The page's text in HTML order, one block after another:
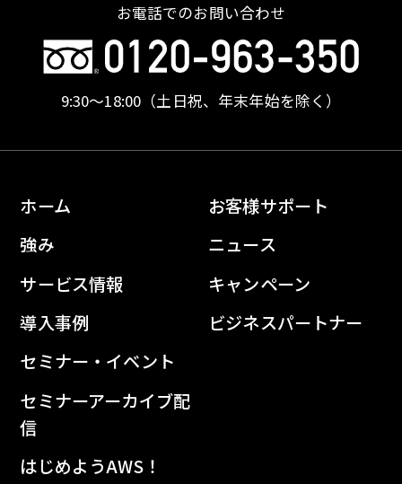
お電話でのお問い合わせ
9:30〜18:00 （土日祝、年末年始を除く）
ホーム
強み
サービス情報
導入事例
セミナー・イベント
セミナーアーカイブ配
信
はじめようAWS！
お客様サポート
ニュース
キャンペーン
ビジネスパートナー